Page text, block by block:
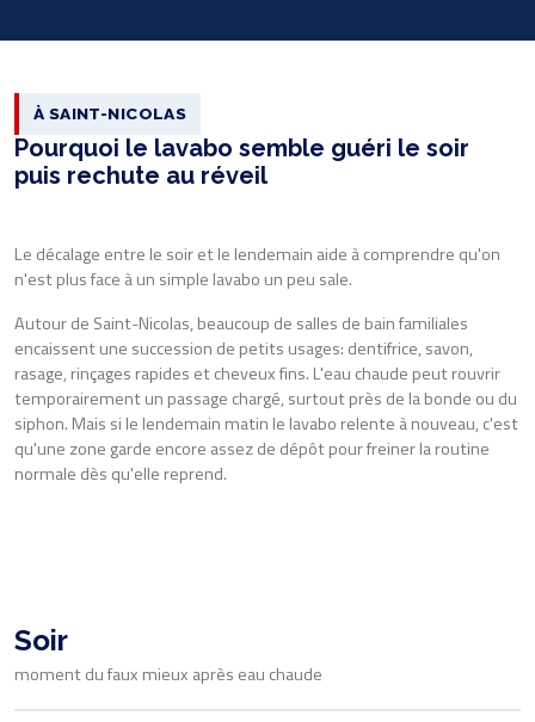
À SAINT-NICOLAS
Pourquoi le lavabo semble guéri le soir
puis rechute au réveil
Le décalage entre le soir et le lendemain aide à comprendre qu'on
n'est plus face à un simple lavabo un peu sale.
Autour de Saint-Nicolas, beaucoup de salles de bain familiales
encaissent une succession de petits usages: dentifrice, savon,
rasage, rinçages rapides et cheveux fins. L'eau chaude peut rouvrir
temporairement un passage chargé, surtout près de la bonde ou du
siphon. Mais si le lendemain matin le lavabo relente à nouveau, c'est
qu'une zone garde encore assez de dépôt pour freiner la routine
normale dès qu'elle reprend.
Soir
moment du faux mieux après eau chaude